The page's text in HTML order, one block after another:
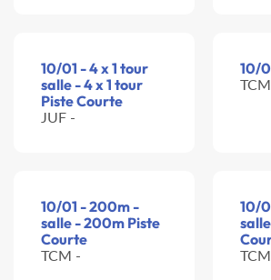
10/01 - 4 x 1 tour
salle - 4 x 1 tour
Piste Courte
JUF -
10/
10/01 - 200m -
salle - 200m Piste
Courte
TCM -
10/